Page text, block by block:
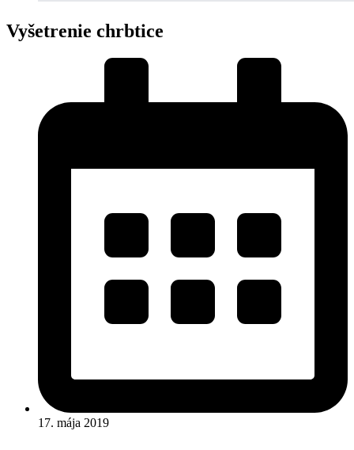
Vyšetrenie chrbtice
17. mája 2019